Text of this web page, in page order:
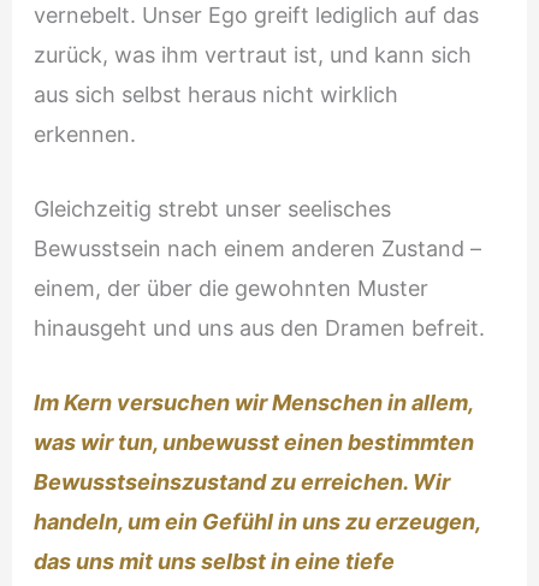
vernebelt. Unser Ego greift lediglich auf das
zurück, was ihm vertraut ist, und kann sich
aus sich selbst heraus nicht wirklich
erkennen.
Gleichzeitig strebt unser seelisches
Bewusstsein nach einem anderen Zustand –
einem, der über die gewohnten Muster
hinausgeht und uns aus den Dramen befreit.
Im Kern versuchen wir Menschen in allem,
was wir tun, unbewusst einen bestimmten
Bewusstseinszustand zu erreichen. Wir
handeln, um ein Gefühl in uns zu erzeugen,
das uns mit uns selbst in eine tiefe